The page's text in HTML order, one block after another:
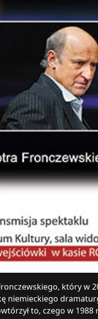
który w
niemieckiego
to, czego w 1988